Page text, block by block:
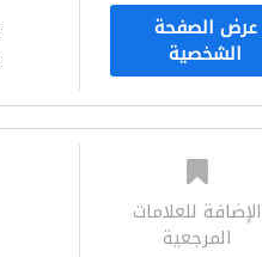
عرض الصفحة
الشخصية
الإضافة للعلامات
المرجعية